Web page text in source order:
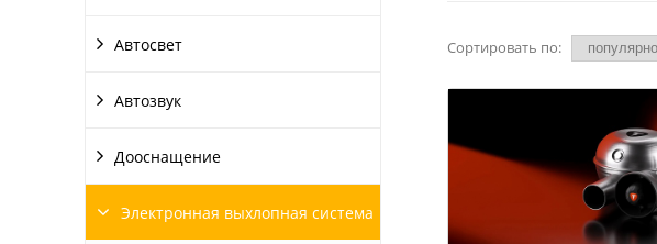
Автосвет
Автозвук
Дооснащение
Электронная выхлопная система
Сортировать по: